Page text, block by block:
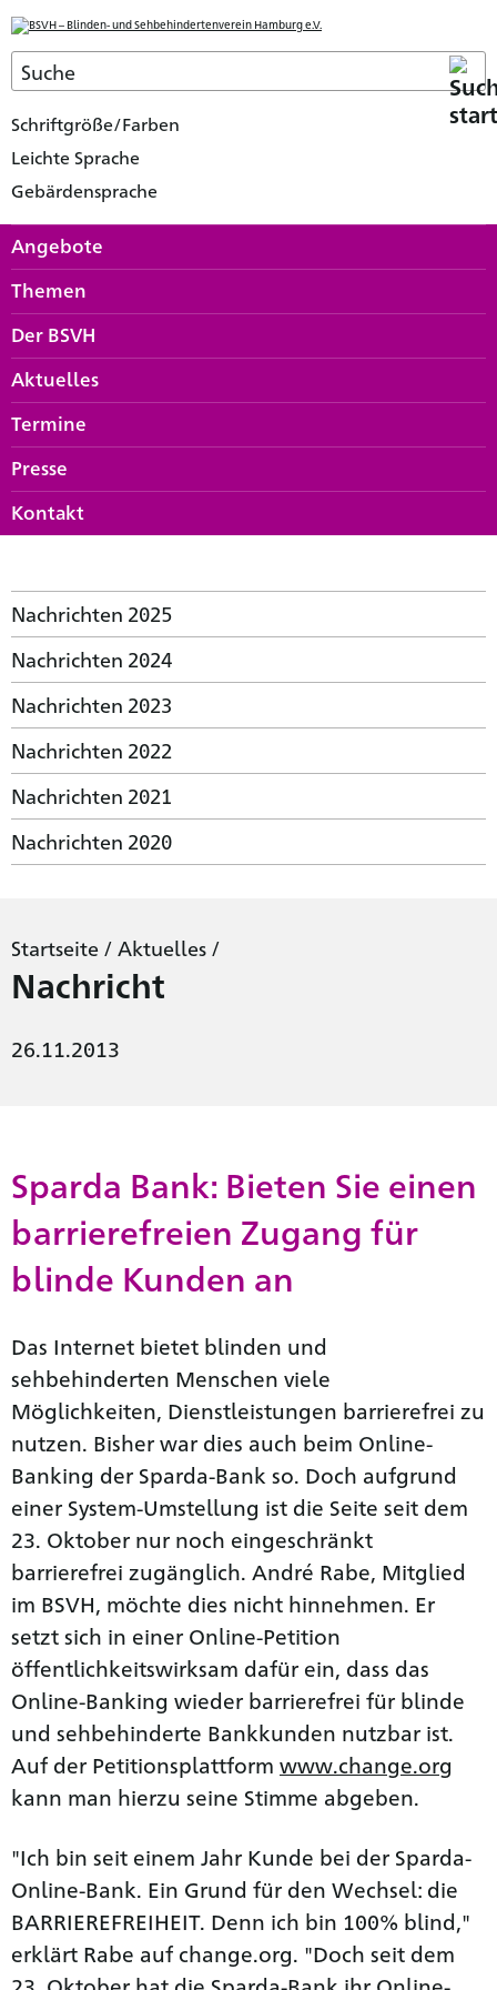
Schriftgröße/Farben
Leichte Sprache
Gebärdensprache
Angebote
Themen
Der BSVH
Aktuelles
Termine
Presse
Kontakt
Nachrichten 2025
Nachrichten 2024
Nachrichten 2023
Nachrichten 2022
Nachrichten 2021
Nachrichten 2020
Startseite / Aktuelles /
Nachricht
26.11.2013
Sparda Bank: Bieten Sie einen
barrierefreien Zugang für
blinde Kunden an
Das Internet bietet blinden und
sehbehinderten Menschen viele
Möglichkeiten, Dienstleistungen barrierefrei zu
nutzen. Bisher war dies auch beim Online-
Banking der Sparda-Bank so. Doch aufgrund
einer System-Umstellung ist die Seite seit dem
23. Oktober nur noch eingeschränkt
barrierefrei zugänglich. André Rabe, Mitglied
im BSVH, möchte dies nicht hinnehmen. Er
setzt sich in einer Online-Petition
öffentlichkeitswirksam dafür ein, dass das
Online-Banking wieder barrierefrei für blinde
und sehbehinderte Bankkunden nutzbar ist.
Auf der Petitionsplattform www.change.org
kann man hierzu seine Stimme abgeben.
"Ich bin seit einem Jahr Kunde bei der Sparda-
Online-Bank. Ein Grund für den Wechsel: die
BARRIEREFREIHEIT. Denn ich bin 100% blind,"
erklärt Rabe auf change.org. "Doch seit dem